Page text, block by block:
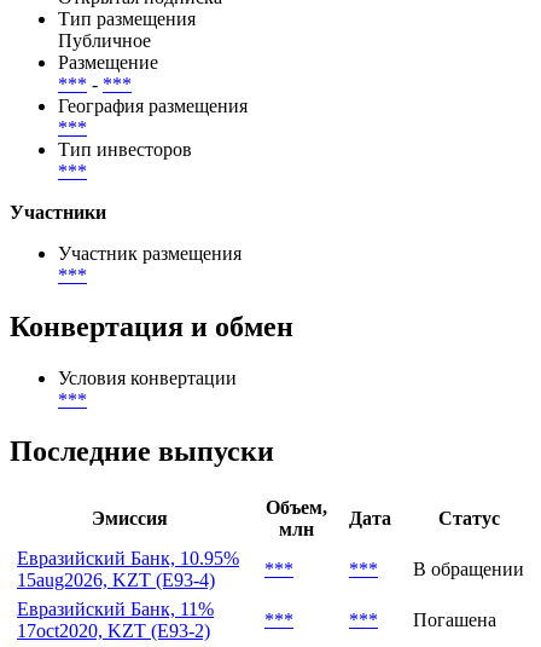
Тип размещения
Публичное
Размещение
*** - ***
География размещения
***
Тип инвесторов
***
Участники
Участник размещения
***
Конвертация и обмен
Условия конвертации
***
Последние выпуски
Эмиссия
Объем,
млн
Дата
Статус
Евразийский Банк, 10.95%
15aug2026, KZT (E93-4)
*** ***
В обращении
Евразийский Банк, 11%
17oct2020, KZT (E93-2)
*** ***
Погашена